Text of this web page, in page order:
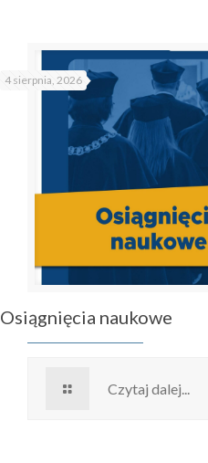
4 sierpnia, 2026
Osiągnięcia naukowe
Czytaj dalej...